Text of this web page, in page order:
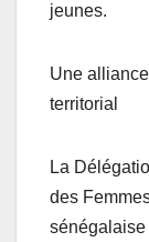
jeunes.
Une
territorial
La
des
sénégalaise